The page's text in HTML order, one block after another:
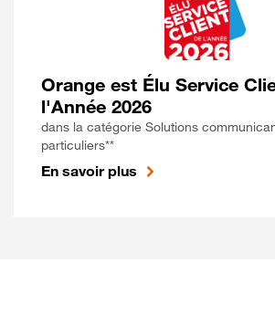
Orange est Élu Service
l'Année 2026
dans la catégorie Solutions
particuliers**
En savoir plus